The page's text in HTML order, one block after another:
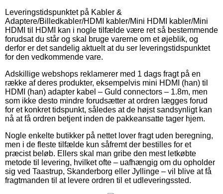
Leveringstidspunktet på Kabler &
Adaptere/Billedkabler/HDMI kabler/Mini HDMI kabler/Mini
HDMI til HDMI kan i nogle tilfælde være ret så bestemmende
forudsat du står og skal bruge varerne om et øjeblik, og
derfor er det sandelig aktuelt at du ser leveringstidspunktet
for den vedkommende vare.
Adskillige webshops reklamerer med 1 dags fragt på en
række af deres produkter, eksempelvis mini HDMI (han) til
HDMI (han) adapter kabel – Guld connectors – 1.8m, men
som ikke desto mindre forudsætter at ordren lægges forud
for et konkret tidspunkt, således at de højst sandsynligt kan
nå at få ordren betjent inden de pakkeansatte tager hjem.
Nogle enkelte butikker på nettet lover fragt uden beregning,
men i de fleste tilfælde kun såfremt der bestilles for et
præcist beløb. Ellers skal man gribe den mest letkøbte
metode til levering, hvilket ofte – uafhængig om du opholder
sig ved Taastrup, Skanderborg eller Jyllinge – vil blive at få
fragtmanden til at levere ordren til et udleveringssted.